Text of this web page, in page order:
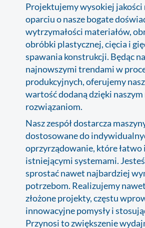
Projektujemy wysokiej jakości
oparciu o nasze bogate
wytrzymałości materiałów,
obróbki plastycznej, cięcia i
spawania konstrukcji. Będąc
najnowszymi trendami w
produkcyjnych, oferujemy
wartość dodaną dzięki
rozwiązaniom.
Nasz zespół dostarcza
dostosowane do
oprzyrządowanie, które łatwo
istniejącymi systemami.
sprostać nawet najbardziej
potrzebom. Realizujemy
złożone projekty, częstu
innowacyjne pomysły i
Przynosi to zwiększenie